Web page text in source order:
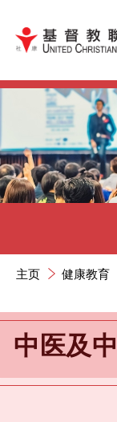
跳到
主页 健康教育
中医及